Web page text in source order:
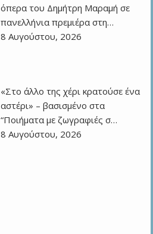
όπερα του Δημήτρη Μαραμή σε
πανελλήνια πρεμιέρα στη…
8 Αυγούστου, 2026
«Στο άλλο της χέρι κρατούσε ένα
αστέρι» – βασισμένο στα
“Ποιήματα με ζωγραφιές σ…
8 Αυγούστου, 2026